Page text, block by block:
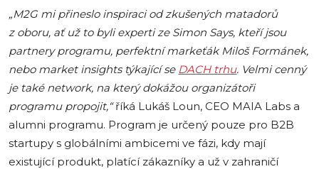
„M2G mi přineslo inspiraci od zkušených matadorů
z oboru, ať už to byli experti ze Simon Says, kteří jsou
partnery programu, perfektní markeťák Miloš Formánek,
nebo market insights týkající se DACH trhu. Velmi cenný
je také network, na který dokážou organizátoři
programu propojit,“říká Lukáš Loun, CEO MAIA Labs a
alumni programu. Program je určený pouze pro B2B
startupy s globálními ambicemi ve fázi, kdy mají
existující produkt, platící zákazníky a už v zahraničí